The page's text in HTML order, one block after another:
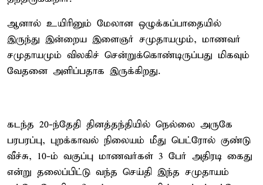
ஆனால் உயிரினும் மேலான ஒழுக்கப்பாதையில்
இருந்து இன்றைய இளைஞர் சமுதாயமும், மாணவர்
சமுதாயமும் விலகிச் சென்றுக்கொண்டிருப்பது மிகவும்
வேதனை அளிப்பதாக இருக்கிறது.
கடந்த 20-ந்தேதி தினத்தந்தியில் நெல்லை அருகே
பரபரப்பு, புறக்காவல் நிலையம் மீது பெட்ரோல் குண்டு
வீச்சு, 10-ம் வகுப்பு மாணவர்கள் 3 பேர் அதிரடி கைது
என்று தலைப்பிட்டு வந்த செய்தி இந்த சமுதாயம்